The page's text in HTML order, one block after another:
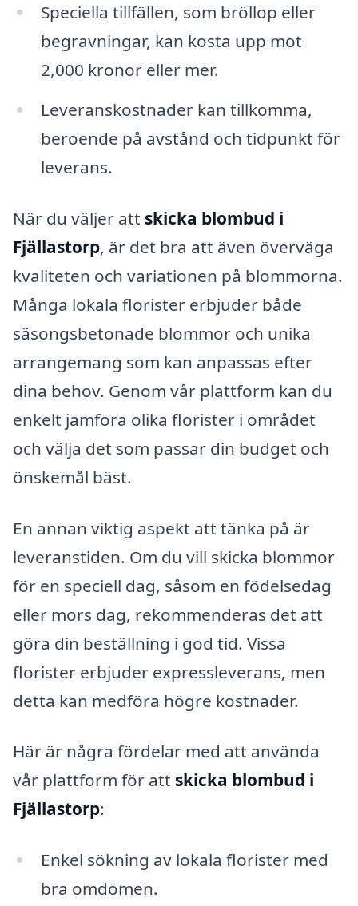
Speciella tillfällen, som bröllop eller
begravningar, kan kosta upp mot
2,000 kronor eller mer.
Leveranskostnader kan tillkomma,
beroende på avstånd och tidpunkt för
leverans.
När du väljer att skicka blombud i
Fjällastorp, är det bra att även överväga
kvaliteten och variationen på blommorna.
Många lokala florister erbjuder både
säsongsbetonade blommor och unika
arrangemang som kan anpassas efter
dina behov. Genom vår plattform kan du
enkelt jämföra olika florister i området
och välja det som passar din budget och
önskemål bäst.
En annan viktig aspekt att tänka på är
leveranstiden. Om du vill skicka blommor
för en speciell dag, såsom en födelsedag
eller mors dag, rekommenderas det att
göra din beställning i god tid. Vissa
florister erbjuder expressleverans, men
detta kan medföra högre kostnader.
Här är några fördelar med att använda
vår plattform för att skicka blombud i
Fjällastorp:
Enkel sökning av lokala florister med
bra omdömen.